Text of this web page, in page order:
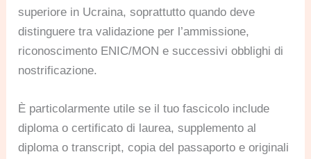
superiore in Ucraina, soprattutto quando deve
distinguere tra validazione per l’ammissione,
riconoscimento ENIC/MON e successivi obblighi di
nostrificazione.
È particolarmente utile se il tuo fascicolo include
diploma o certificato di laurea, supplemento al
diploma o transcript, copia del passaporto e originali